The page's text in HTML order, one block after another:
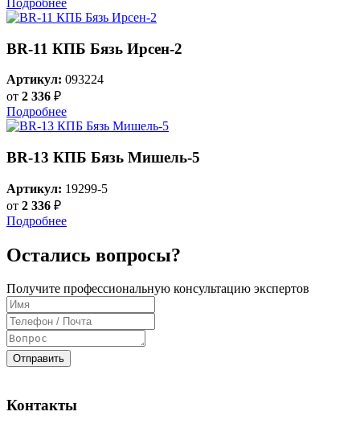
BR-11 КПБ Бязь Ирсен-2
Артикул: 093224
от 2 336 ₽
Подробнее
BR-13 КПБ Бязь Мишель-5
Артикул: 19299-5
от 2 336 ₽
Подробнее
Остались вопросы?
Получите профессиональную консультацию экспертов
Отправить
Контакты